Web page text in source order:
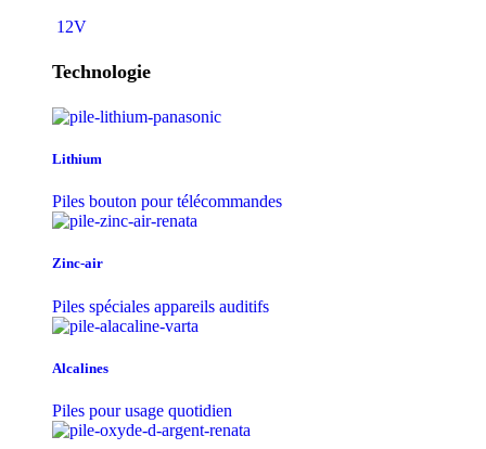
12V
Technologie
Lithium
Piles bouton pour télécommandes
Zinc-air
Piles spéciales appareils auditifs
Alcalines
Piles pour usage quotidien